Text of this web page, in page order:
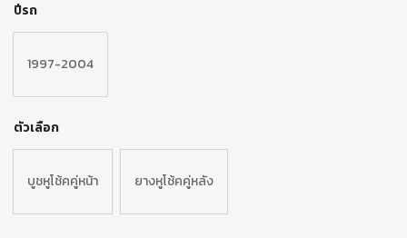
ปีรถ
1997-2004
ตัวเลือก
บูชหูโช้คคู่หน้า ยางหูโช้คคู่หลัง